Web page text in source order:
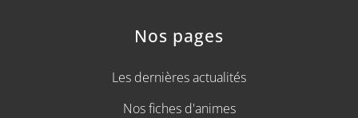
Nos pages
Les dernières actualités
Nos fiches d'animes